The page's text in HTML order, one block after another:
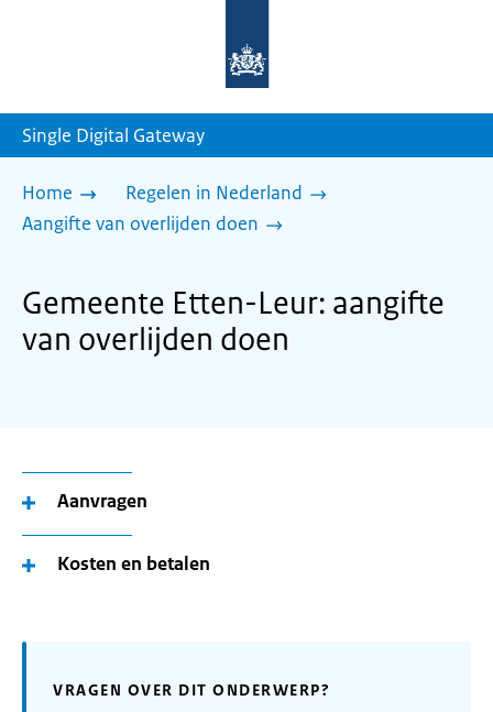
homepage
Single Digital Gateway
Home
Regelen in Nederland
Aangifte van overlijden doen
Gemeente Etten-Leur: aangifte
van overlijden doen
Aanvragen
Kosten en betalen
VRAGEN OVER DIT ONDERWERP?